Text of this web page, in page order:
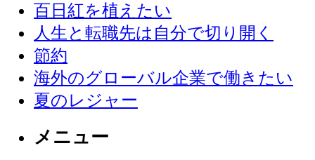
百日紅を植えたい
人生と転職先は自分で切り開く
節約
海外のグローバル企業で働きたい
夏のレジャー
メニュー